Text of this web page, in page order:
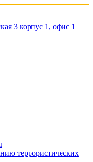
3 корпус 1, офис 1​
террористических